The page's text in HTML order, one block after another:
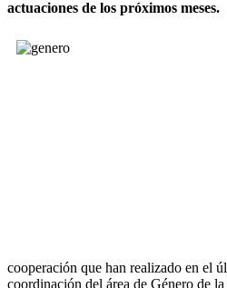
actuaciones de los próximos meses.
cooperación que han realizado en el
coordinación del área de Género de